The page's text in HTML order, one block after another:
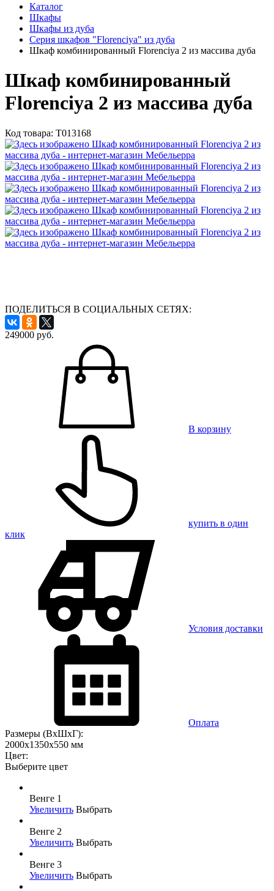
Каталог
Шкафы
Шкафы из дуба
Серия шкафов "Florenciya" из дуба
Шкаф комбинированный Florenciya 2 из массива дуба
Шкаф комбинированный
Florenciya 2 из массива дуба
Код товара: Т013168
ПОДЕЛИТЬСЯ В СОЦИАЛЬНЫХ СЕТЯХ:
249000 руб.
В корзину
купить в один
клик
Условия доставки
Оплата
Размеры (ВхШхГ):
2000x1350x550 мм
Цвет:
Выберите цвет
Венге 1
Увеличить Выбрать
Венге 2
Увеличить Выбрать
Венге 3
Увеличить Выбрать